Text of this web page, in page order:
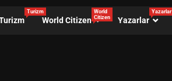
Turizm
World Citizen
World
Citizen
Yazarlar
Yazarlar